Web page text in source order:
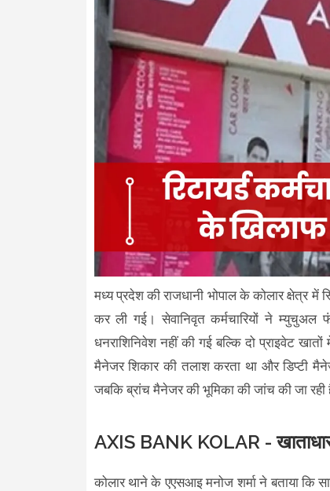
मध्य प्रदेश की राजधानी भोपाल के कोलार क्षेत्र में
कर ली गई। सेवानिवृत कर्मचारियों ने
धनराशिनिवेश नहीं की गई बल्कि दो प्राइवेट
मैनेजर शिकार की तलाश करता था और डिप्टी
जबकि ब्रांच मैनेजर की भूमिका की जांच की जा रही
AXIS BANK KOLAR -
कोलार थाने के एएसआइ मनोज शर्मा ने बताया कि